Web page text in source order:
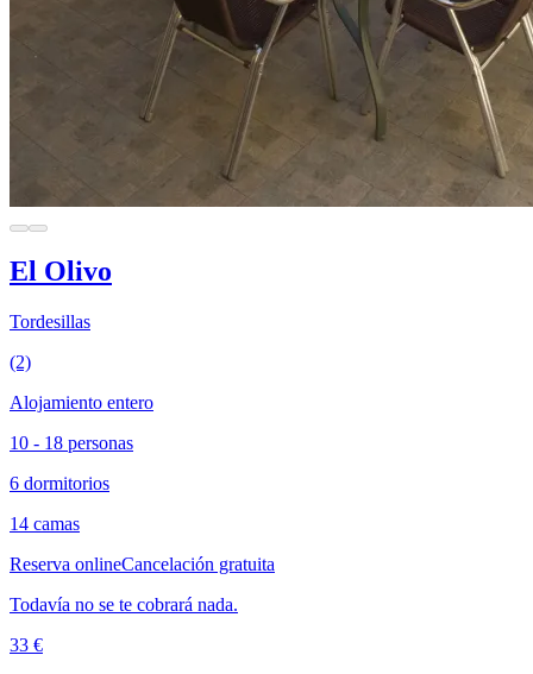
El Olivo
Tordesillas
(2)
Alojamiento entero
10 - 18 personas
6 dormitorios
14 camas
Reserva onlineCancelación gratuita
Todavía no se te cobrará nada.
33 €